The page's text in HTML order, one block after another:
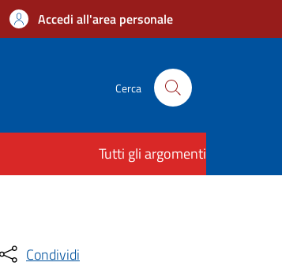
Accedi all'area personale
Cerca
Tutti gli argomenti
Condividi